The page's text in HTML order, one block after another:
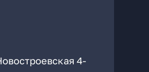
4-